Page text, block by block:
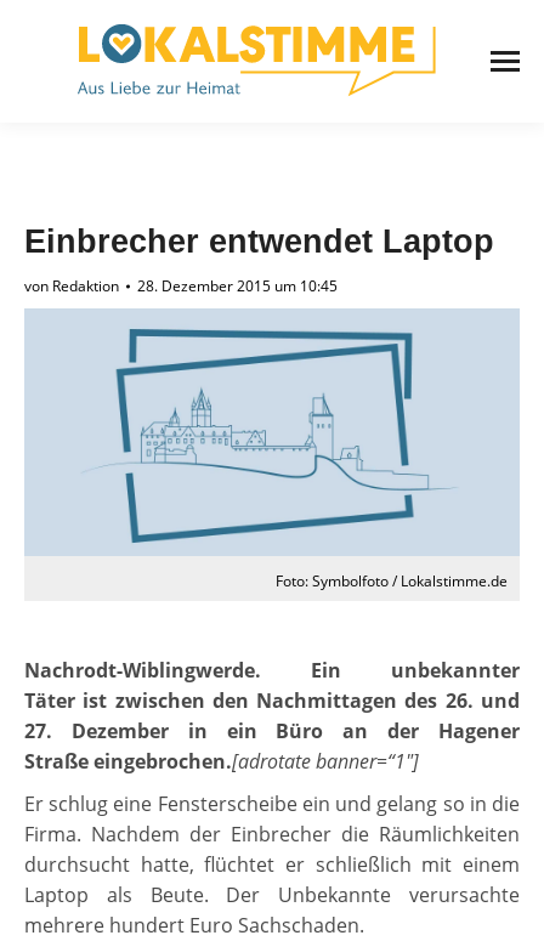
Einbrecher entwendet Laptop
von Redaktion 28. Dezember 2015 um 10:45
Foto: Symbolfoto / Lokalstimme.de
Nachrodt-Wiblingwerde. Ein unbekannter
Täter ist zwischen den Nachmittagen des 26. und
27. Dezember in ein Büro an der Hagener
Straße eingebrochen.[adrotate banner=“1″]
Er schlug eine Fensterscheibe ein und gelang so in die
Firma. Nachdem der Einbrecher die Räumlichkeiten
durchsucht hatte, flüchtet er schließlich mit einem
Laptop als Beute. Der Unbekannte verursachte
mehrere hundert Euro Sachschaden.